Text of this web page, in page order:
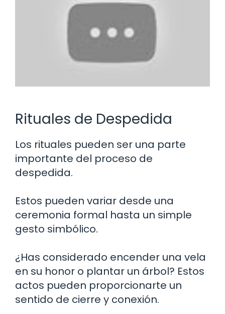
Rituales de Despedida
Los rituales pueden ser una parte
importante del proceso de
despedida.
Estos pueden variar desde una
ceremonia formal hasta un simple
gesto simbólico.
¿Has considerado encender una vela
en su honor o plantar un árbol? Estos
actos pueden proporcionarte un
sentido de cierre y conexión.